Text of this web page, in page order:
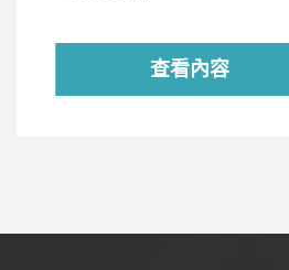
查看內容